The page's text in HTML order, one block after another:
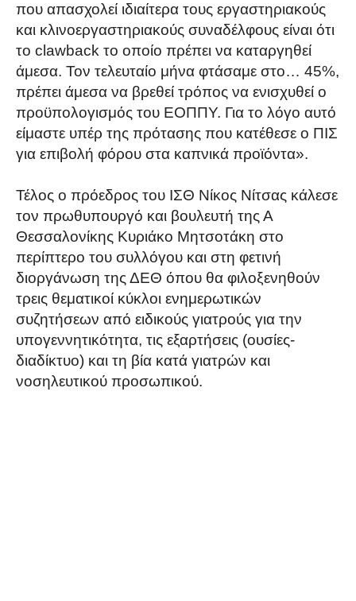
που απασχολεί ιδιαίτερα τους εργαστηριακούς
και κλινοεργαστηριακούς συναδέλφους είναι ότι
το clawback το οποίο πρέπει να καταργηθεί
άμεσα. Τον τελευταίο μήνα φτάσαμε στο… 45%,
πρέπει άμεσα να βρεθεί τρόπος να ενισχυθεί ο
προϋπολογισμός του ΕΟΠΠΥ. Για το λόγο αυτό
είμαστε υπέρ της πρότασης που κατέθεσε ο ΠΙΣ
για επιβολή φόρου στα καπνικά προϊόντα».
Τέλος ο πρόεδρος του ΙΣΘ Νίκος Νίτσας κάλεσε
τον πρωθυπουργό και βουλευτή της Α
Θεσσαλονίκης Κυριάκο Μητσοτάκη στο
περίπτερο του συλλόγου και στη φετινή
διοργάνωση της ΔΕΘ όπου θα φιλοξενηθούν
τρεις θεματικοί κύκλοι ενημερωτικών
συζητήσεων από ειδικούς γιατρούς για την
υπογεννητικότητα, τις εξαρτήσεις (ουσίες-
διαδίκτυο) και τη βία κατά γιατρών και
νοσηλευτικού προσωπικού.